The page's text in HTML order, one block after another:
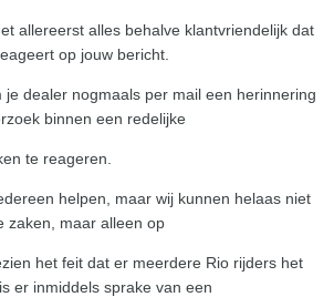
allereerst alles behalve klantvriendelijk dat
op jouw bericht.
je dealer nogmaals per mail een herinnering
binnen een redelijke
te reageren.
helpen, maar wij kunnen helaas niet
zaken, maar alleen op
het feit dat er meerdere Rio rijders het
er inmiddels sprake van een